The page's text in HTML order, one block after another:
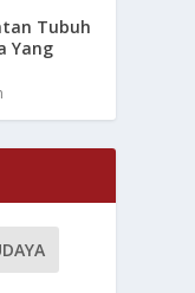
Tubuh
Yang